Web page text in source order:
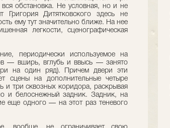
обстановка. Не условная, но и не
Дитятковского здесь не
ему тут значительно ближе. На нее
легкости, сценографическая
периодически используемое на
— вширь, вглубь и ввысь — занято
на один ряд). Причем двери эти
сцены на дополнительные четыре
и три сквозных коридора, раскрывая
и белоснежный задник. Задник, на
еще одного — на этот раз теневого